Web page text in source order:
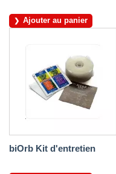
Ajouter au panier
biOrb Kit d'entretien